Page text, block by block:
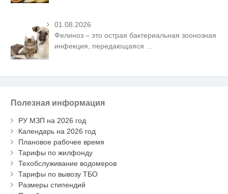
01.08.2026
Фелиноз – это острая бактериальная зоонозная
инфекция, передающаяся
Полезная информация
РУ МЗП на 2026 год
Календарь на 2026 год
Плановое рабочее время
Тарифы по жилфонду
Техобслуживание водомеров
Тарифы по вывозу ТБО
Размеры стипендий